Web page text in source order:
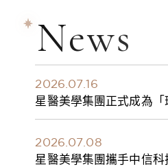
News
2026.07.16
星醫美學集團正式成為「
入劑」台灣獨家總代理
2026.07.08
星醫美學集團攜手中信